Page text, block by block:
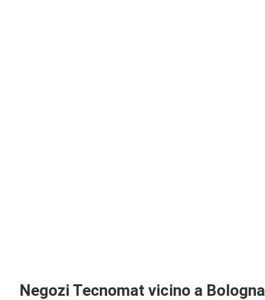
Negozi Tecnomat vicino a Bologna